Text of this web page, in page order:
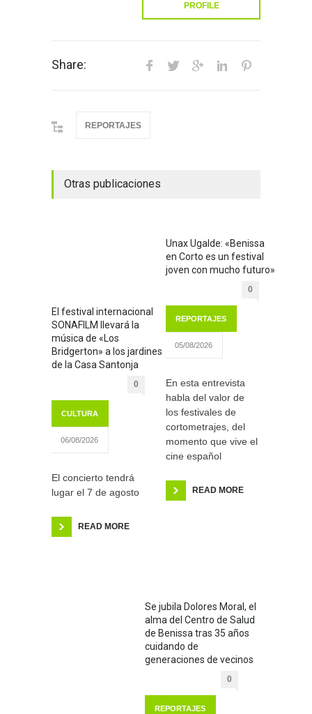
PROFILE
Share:
REPORTAJES
Otras publicaciones
El festival internacional
SONAFILM llevará la
música de «Los
Bridgerton» a los jardines
de la Casa Santonja
0
CULTURA
06/08/2026
El concierto tendrá
lugar el 7 de agosto
READ MORE
Unax Ugalde: «Benissa
en Corto es un festival
joven con mucho futuro»
0
REPORTAJES
05/08/2026
En esta entrevista
habla del valor de
los festivales de
cortometrajes, del
momento que vive el
cine español
READ MORE
Se jubila Dolores Moral, el
alma del Centro de Salud
de Benissa tras 35 años
cuidando de
generaciones de vecinos
0
REPORTAJES